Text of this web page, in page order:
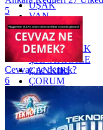
UŞAK
VAN
YALOVA
YOZGAT
ZONGULDAK
ÇANAKKALE
ÇANKIRI
ÇORUM
İSTANBUL
İZMİR
ŞANLIURFA
ŞIRNAK
5
Cevvaz ne demek?
6